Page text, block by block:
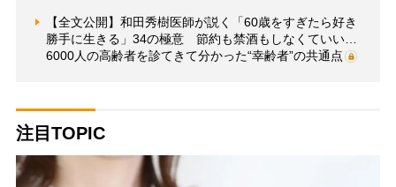
【全文公開】和田秀樹医師が説く「60歳をすぎたら好き
勝手に生きる」34の極意 節約も禁酒もしなくていい…
6000人の高齢者を診てきて分かった“幸齢者”の共通点
注目TOPIC